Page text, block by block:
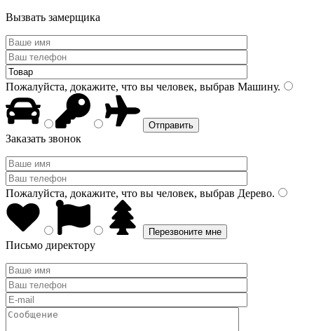
Вызвать замерщика
Пожалуйста, докажите, что вы человек, выбрав Машину.
Заказать звонок
Пожалуйста, докажите, что вы человек, выбрав Дерево.
Письмо директору